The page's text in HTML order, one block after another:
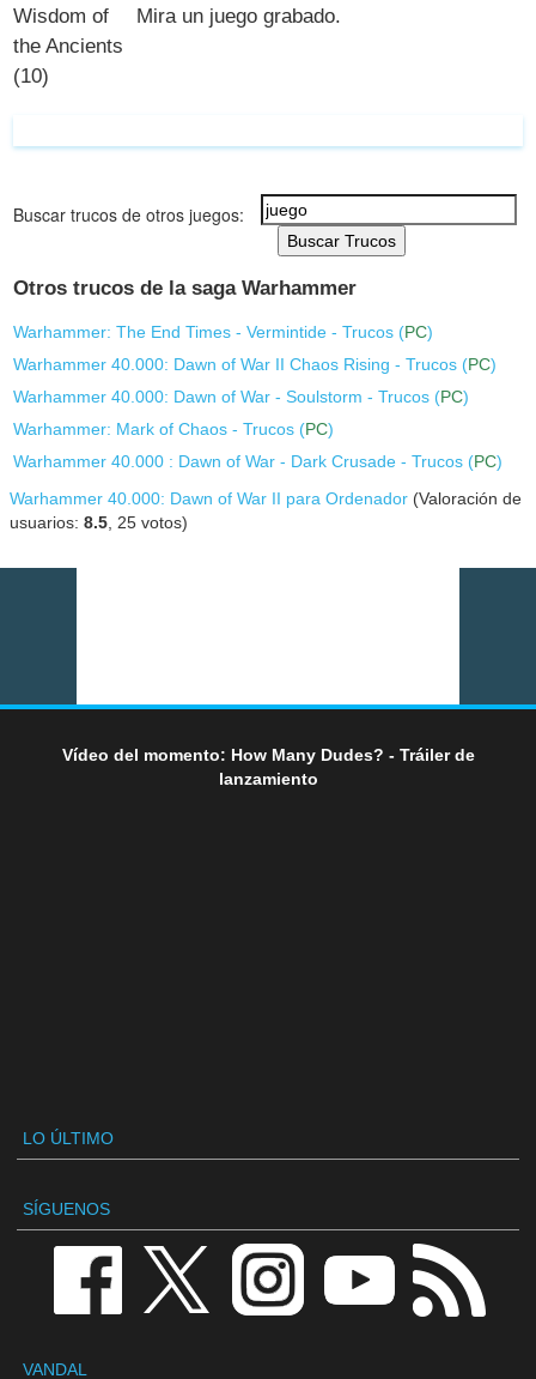
Wisdom of
the Ancients
(10)
Mira un juego grabado.
Buscar trucos de otros juegos:
Buscar Trucos
Otros trucos de la saga Warhammer
Warhammer: The End Times - Vermintide - Trucos (PC)
Warhammer 40.000: Dawn of War II Chaos Rising - Trucos (PC)
Warhammer 40.000: Dawn of War - Soulstorm - Trucos (PC)
Warhammer: Mark of Chaos - Trucos (PC)
Warhammer 40.000 : Dawn of War - Dark Crusade - Trucos (PC)
Warhammer 40.000: Dawn of War II para Ordenador (Valoración de
usuarios:8.5 25 votos)
Vídeo del momento: How Many Dudes? - Tráiler de
lanzamiento
LO ÚLTIMO
SÍGUENOS
VANDAL